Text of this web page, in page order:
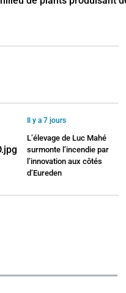
Il y a 7 jours
L’élevage de Luc Mahé
surmonte l’incendie par
l’innovation aux côtés
d’Eureden